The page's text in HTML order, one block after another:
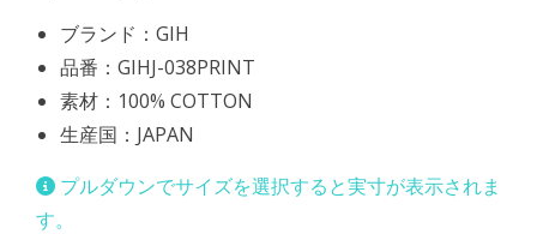
ブランド：GIH
品番：GIHJ-038PRINT
素材：100% COTTON
生産国：JAPAN
プルダウンでサイズを選択すると実寸が表示されま
す。